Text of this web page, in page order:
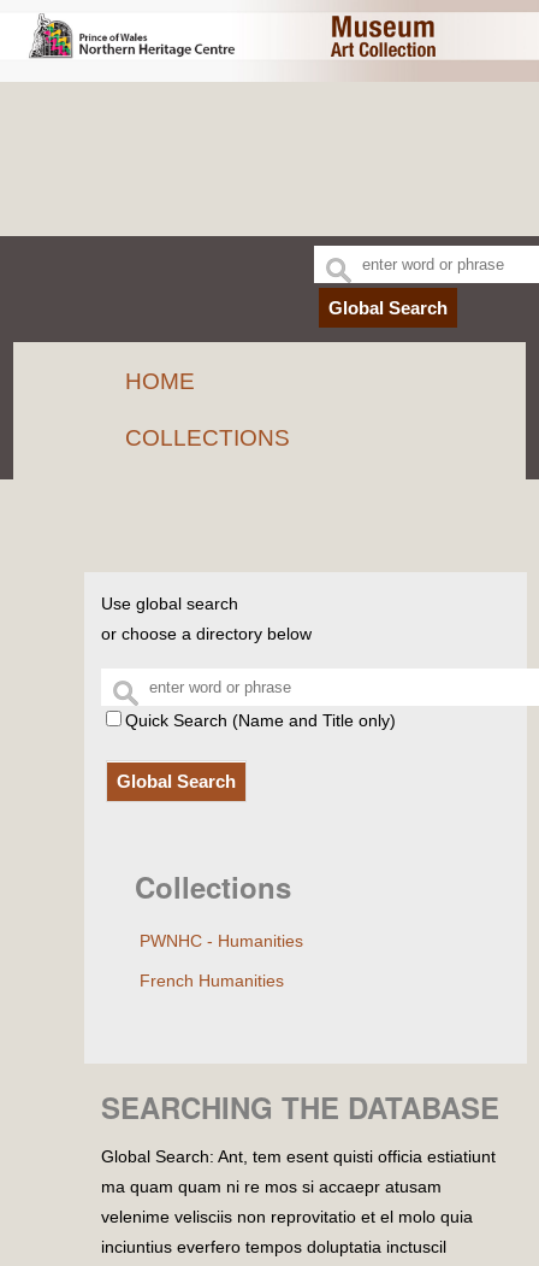
HOME
COLLECTIONS
Use global search
or choose a directory below
Quick Search (Name and Title only)
Global Search
Collections
PWNHC - Humanities
French Humanities
SEARCHING THE DATABASE
Global Search: Ant, tem esent quisti officia estiatiunt
ma quam quam ni re mos si accaepr atusam
velenime velisciis non reprovitatio et el molo quia
inciuntius everfero tempos doluptatia inctuscil